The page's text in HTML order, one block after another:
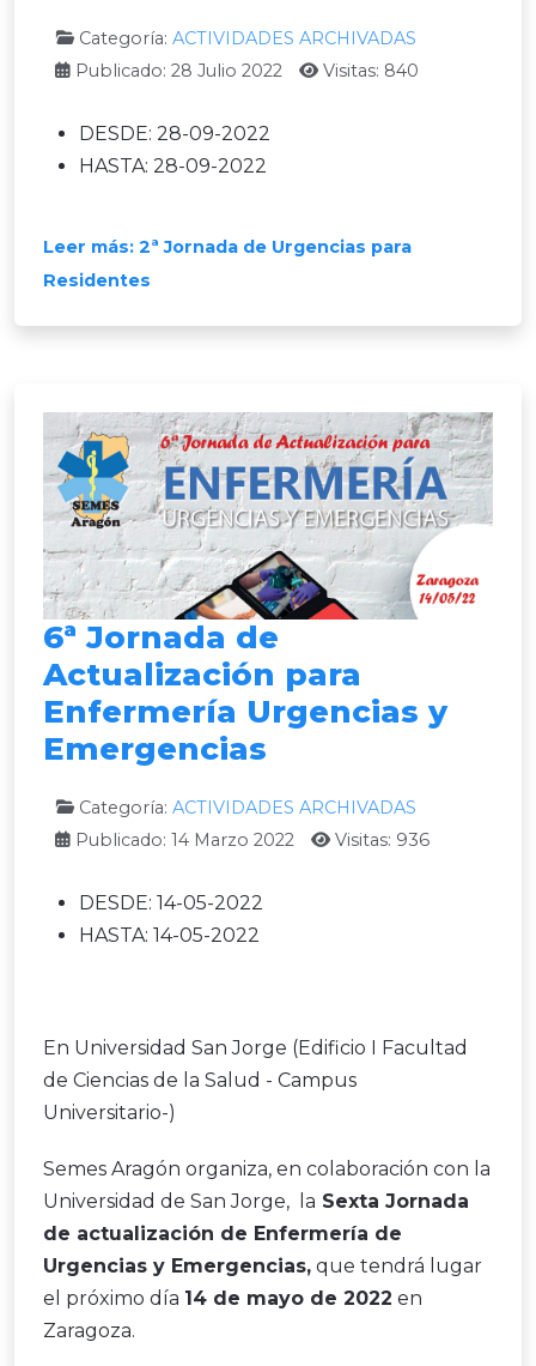
Categoría: ACTIVIDADES ARCHIVADAS
Publicado: 28 Julio 2022
Visitas: 840
DESDE: 28-09-2022
HASTA: 28-09-2022
Leer más: 2ª Jornada de Urgencias para
Residentes
6ª Jornada de
Actualización para
Enfermería Urgencias y
Emergencias
Categoría: ACTIVIDADES ARCHIVADAS
Publicado: 14 Marzo 2022
Visitas: 936
DESDE: 14-05-2022
HASTA: 14-05-2022
En Universidad San Jorge (Edificio I Facultad
de Ciencias de la Salud - Campus
Universitario-)
Semes Aragón organiza, en colaboración con la
Universidad de San Jorge, la Sexta Jornada
de actualización de Enfermería de
Urgencias y Emergencias, que tendrá lugar
el próximo día 14 de mayo de 2022 en
Zaragoza.